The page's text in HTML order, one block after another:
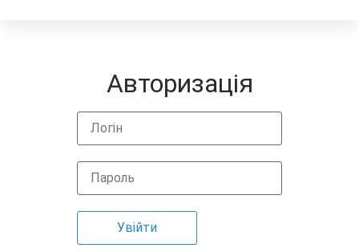
Авторизація